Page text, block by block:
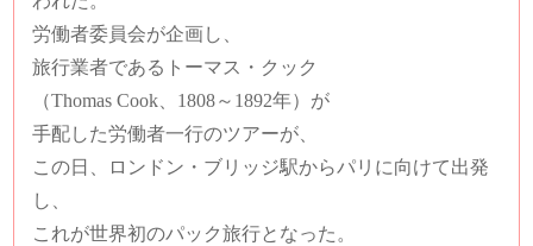
労働者委員会が企画し、
旅行業者であるトーマス・クック
（Thomas Cook、1808～1892年）が
手配した労働者一行のツアーが、
この日、ロンドン・ブリッジ駅からパリに向けて出発
し、
これが世界初のパック旅行となった。